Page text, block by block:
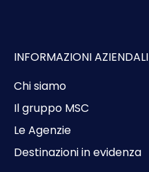
INFORMAZIONI AZIENDALI
Chi siamo
Il gruppo MSC
Le Agenzie
Destinazioni in evidenza